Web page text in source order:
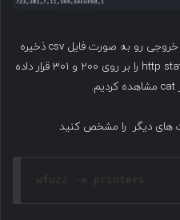
ابتدا ورد لیست را به برنامه داده ایم و خروجی رو به صورت فایل csv ذخیره
کرده ایم و همچنین وضعیت http status code را بر روی ۲۰۰ و ۳۰۱ قرار داده
wfuzz -e printers